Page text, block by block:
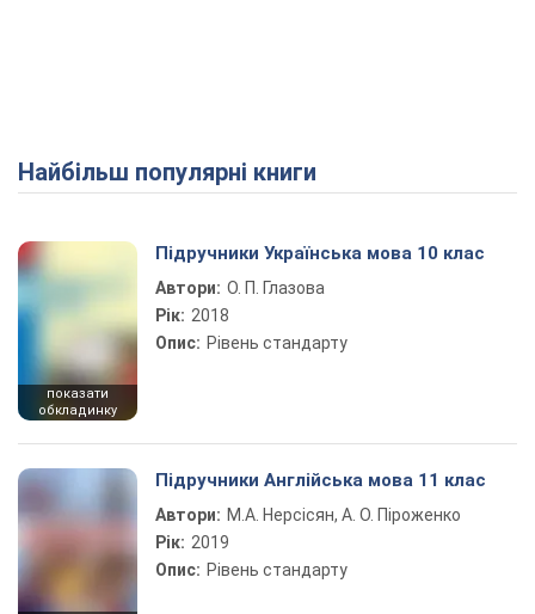
Найбільш популярні книги
показати
обкладинку
Підручники Українська мова 10 клас
Автори: О. П. Глазова
Рік: 2018
Опис: Рівень стандарту
Підручники Англійська мова 11 клас
Автори: М.А. Нерсісян, А. О. Піроженко
Рік: 2019
Опис: Рівень стандарту